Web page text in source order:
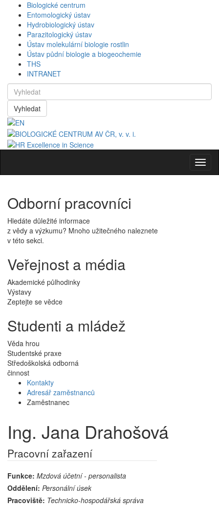
Biologické centrum
Entomologický ústav
Hydrobiologický ústav
Parazitologický ústav
Ústav molekulární biologie rostlin
Ústav půdní biologie a biogeochemie
THS
INTRANET
Vyhledat
Odborní pracovníci
Hledáte důležité informace
z vědy a výzkumu? Mnoho užitečného naleznete
v této sekci.
Veřejnost a média
Akademické půlhodinky
Výstavy
Zeptejte se vědce
Studenti a mládež
Věda hrou
Studentské praxe
Středoškolská odborná
činnost
Kontakty
Adresář zaměstnanců
Zaměstnanec
Ing. Jana Drahošová
Pracovní zařazení
Funkce: Mzdová účetní - personalista
Oddělení: Personální úsek
Pracoviště: Technicko-hospodářská správa